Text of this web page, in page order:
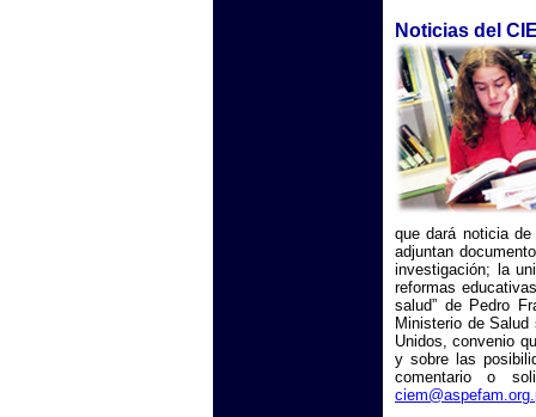
Noticias del
que dará noticia
adjuntan
investigación; la
reformas
salud” de Pedro
Ministerio de
Unidos, convenio
y sobre las
comentario o